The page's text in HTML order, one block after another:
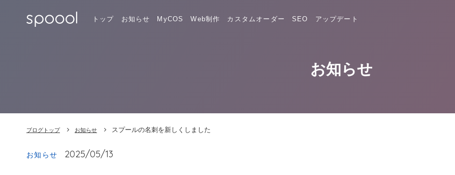
トップ お知らせ MyCOS Web制作 カスタムオーダー SEO アップデート
お知らせ
ブログトップ お知らせ スプールの名刺を新しくしました
お知らせ 2025/05/13